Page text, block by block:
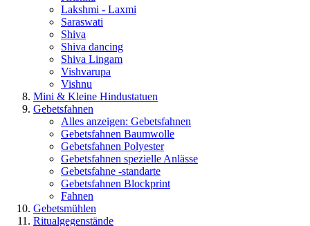
Lakshmi - Laxmi
Saraswati
Shiva
Shiva dancing
Shiva Lingam
Vishvarupa
Vishnu
Mini & Kleine Hindustatuen
Gebetsfahnen
Alles anzeigen: Gebetsfahnen
Gebetsfahnen Baumwolle
Gebetsfahnen Polyester
Gebetsfahnen spezielle Anlässe
Gebetsfahne -standarte
Gebetsfahnen Blockprint
Fahnen
Gebetsmühlen
Ritualgegenstände